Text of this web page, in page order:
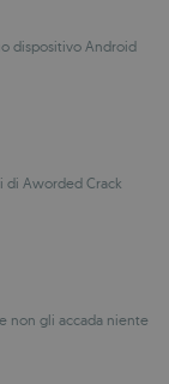
dispositivo Android
di Aworded Crack
non gli accada niente